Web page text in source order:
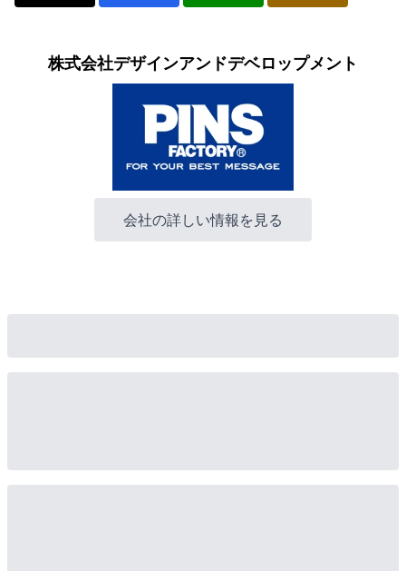
株式会社デザインアンドデベロップメント
会社の詳しい情報を見る